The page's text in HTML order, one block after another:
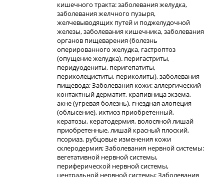
кишечного тракта: заболевания желудка,
заболевания желчного пузыря,
желчевыводящих путей и поджелудочной
железы, заболевания кишечника, заболевания
органов пищеварения (болезнь
оперированного желудка, гастроптоз
(опущение желудка). перигастриты,
перидуодениты, перигепатиты,
перихолециститы, периколиты), заболевания
пищевода; Заболевания кожи: аллергический
контактный дерматит, крапивница экзема,
акне (угревая болезнь), гнездная алопеция
(облысение), ихтиоз приобретенный,
кератозы, кератодермия, волосяной лишай
приобретенные, лишай красный плоский,
псориаз, рубцовые изменения кожи
склеродермия; Заболевания нервной системы:
вегетативной нервной системы,
периферической нервной системы,
центральной нервной системы; Заболевания